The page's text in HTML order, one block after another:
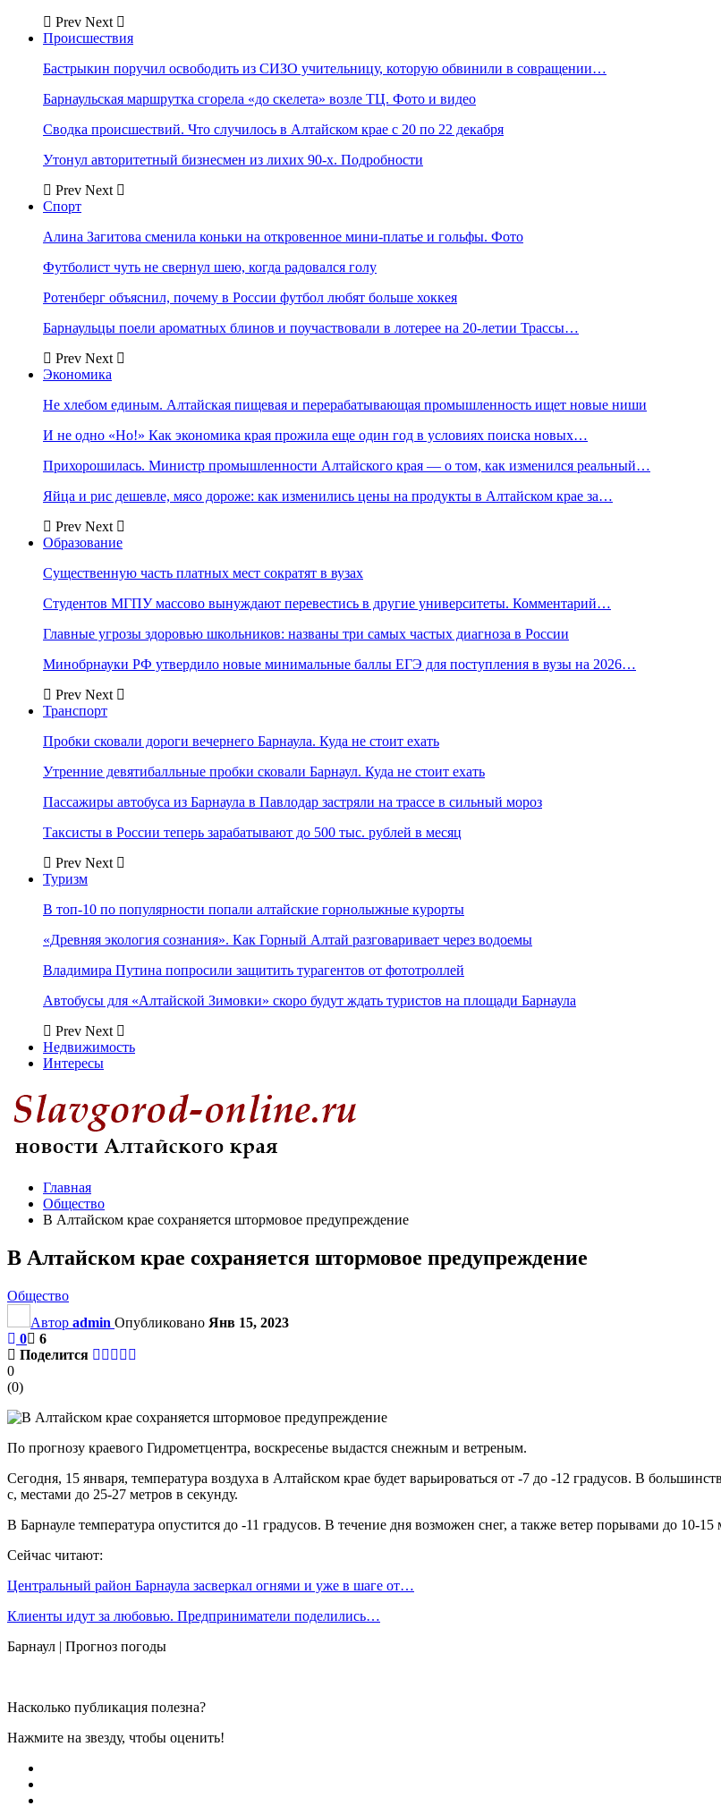
Prev Next
Происшествия
Бастрыкин поручил освободить из СИЗО учительницу, которую обвинили в совращении…
Барнаульская маршрутка сгорела «до скелета» возле ТЦ. Фото и видео
Сводка происшествий. Что случилось в Алтайском крае с 20 по 22 декабря
Утонул авторитетный бизнесмен из лихих 90-х. Подробности
Prev Next
Спорт
Алина Загитова сменила коньки на откровенное мини-платье и гольфы. Фото
Футболист чуть не свернул шею, когда радовался голу
Ротенберг объяснил, почему в России футбол любят больше хоккея
Барнаульцы поели ароматных блинов и поучаствовали в лотерее на 20-летии Трассы…
Prev Next
Экономика
Не хлебом единым. Алтайская пищевая и перерабатывающая промышленность ищет новые ниши
И не одно «Но!» Как экономика края прожила еще один год в условиях поиска новых…
Прихорошилась. Министр промышленности Алтайского края — о том, как изменился реальный…
Яйца и рис дешевле, мясо дороже: как изменились цены на продукты в Алтайском крае за…
Prev Next
Образование
Существенную часть платных мест сократят в вузах
Студентов МГПУ массово вынуждают перевестись в другие университеты. Комментарий…
Главные угрозы здоровью школьников: названы три самых частых диагноза в России
Минобрнауки РФ утвердило новые минимальные баллы ЕГЭ для поступления в вузы на 2026…
Prev Next
Транспорт
Пробки сковали дороги вечернего Барнаула. Куда не стоит ехать
Утренние девятибалльные пробки сковали Барнаул. Куда не стоит ехать
Пассажиры автобуса из Барнаула в Павлодар застряли на трассе в сильный мороз
Таксисты в России теперь зарабатывают до 500 тыс. рублей в месяц
Prev Next
Туризм
В топ-10 по популярности попали алтайские горнолыжные курорты
«Древняя экология сознания». Как Горный Алтай разговаривает через водоемы
Владимира Путина попросили защитить турагентов от фототроллей
Автобусы для «Алтайской Зимовки» скоро будут ждать туристов на площади Барнаула
Prev Next
Недвижимость
Интересы
Главная
Общество
В Алтайском крае сохраняется штормовое предупреждение
В Алтайском крае сохраняется штормовое предупреждение
Общество
Автор admin Опубликовано Янв 15, 2023
0
6
Поделится
0
(0)
По прогнозу краевого Гидрометцентра, воскресенье выдастся снежным и ветреным.
Сегодня, 15 января, температура воздуха в Алтайском крае будет варьироваться от -7 до -12 градусов. В
с, местами до 25-27 метров в секунду.
В Барнауле температура опустится до -11 градусов. В течение дня возможен снег, а также ветер порывами до 10-15
Сейчас читают:
Центральный район Барнаула засверкал огнями и уже в шаге от…
Клиенты идут за любовью. Предприниматели поделились…
Барнаул | Прогноз погоды
Насколько публикация полезна?
Нажмите на звезду, чтобы оценить!